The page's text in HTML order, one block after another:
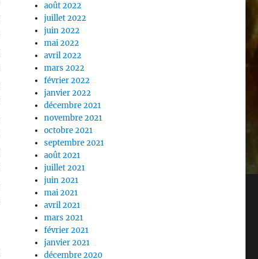
août 2022
juillet 2022
juin 2022
mai 2022
avril 2022
mars 2022
février 2022
janvier 2022
décembre 2021
novembre 2021
octobre 2021
septembre 2021
août 2021
juillet 2021
juin 2021
mai 2021
avril 2021
mars 2021
février 2021
janvier 2021
décembre 2020